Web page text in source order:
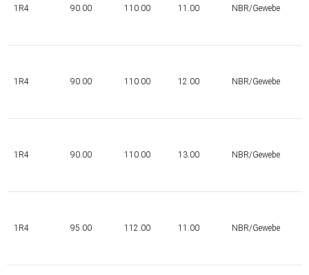
1R4 90.00 110.00 11.00 NBR/Gewebe
1R4 90.00 110.00 12.00 NBR/Gewebe
1R4 90.00 110.00 13.00 NBR/Gewebe
1R4 95.00 112.00 11.00 NBR/Gewebe